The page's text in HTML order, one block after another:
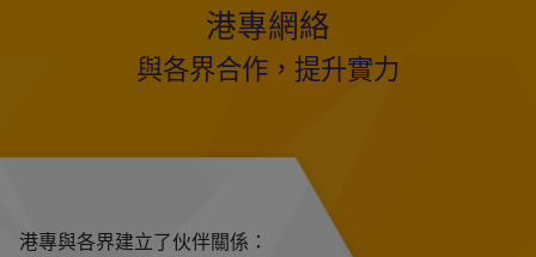
港專網絡
與各界合作，提升實力
港專與各界建立了伙伴關係：